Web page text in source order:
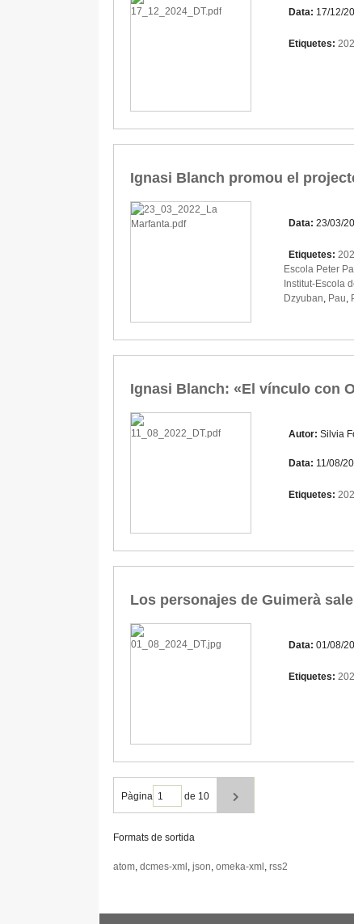
Data: 17/12/
Etiquetes:
Ignasi Blanch promou el
Data: 23/03/
Etiquetes:
Escola Peter
Institut-Escola
Dzyuban, Pau,
Ignasi Blanch: «El vínculo con
Autor: Silvia
Data: 11/08/
Etiquetes:
Los personajes de Guimerà
Data: 01/08/
Etiquetes:
Pàgina de 10
Formats de sortida
atom, dcmes-xml , json, omeka-xml , rss2